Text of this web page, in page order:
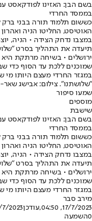
בשם הבן: האזינו לפודקאסט
בממסד החרדי
כששום תלמוד תורה בבני ברק
האוטיסט, החליטו הניה
במצבו נדחק הצידה • הניה,
תיעדה את התהליך בסרט
ירושלים • בשיחה מרתקת היא
שמוכנים ללכת עד הסוף כדי
במגזר החרדי מעצם היותו מי
"שלושתנו". צילום: אבישג
שמעו סיפור
מוספים
שישבת
בשם הבן: האזינו לפודקאסט
בממסד החרדי
כששום תלמוד תורה בבני ברק
האוטיסט, החליטו הניה
במצבו נדחק הצידה • הניה,
תיעדה את התהליך בסרט
ירושלים • בשיחה מרתקת היא
שמוכנים ללכת עד הסוף כדי
במגזר החרדי מעצם היותו מי
מירב סבר
17/7/2023, 04:50
,עודכן2023, 04:50
0השמעה